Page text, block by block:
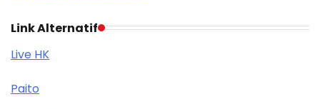
Link Alternatif
Live HK
Paito